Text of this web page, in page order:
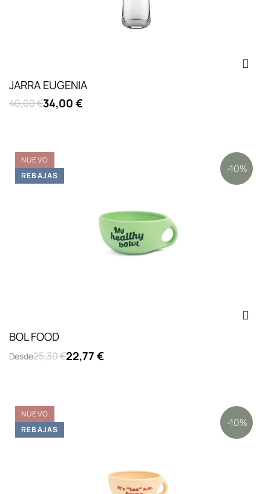
JARRA EUGENIA
40,00 €34,00 €
BOL FOOD
Desde25,30 €22,77 €
NUEVO
-10%
REBAJAS
NUEVO
-10%
REBAJAS